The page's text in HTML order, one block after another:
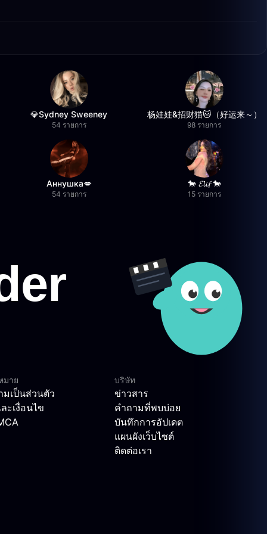
💎Sydney Sweeney
54 รายการ
杨娃娃&招财猫🐱（好运来～）
98 รายการ
Аннушка💋
54 รายการ
🐎 𝓔𝓵𝓲𝓯 🐎
15 รายการ
มาย
มเป็นส่วนตัว
ะเงื่อนไข
บริษัท
ข่าวสาร
คำถามที่พบบ่อย
บันทึกการอัปเดต
แผนผังเว็บไซต์
ติดต่อเรา